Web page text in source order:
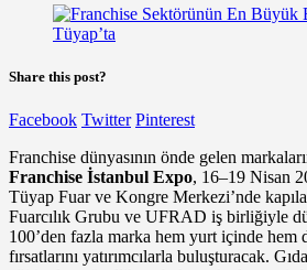
Share this post?
Facebook Twitter Pinterest
Franchise dünyasının önde gelen
Franchise İstanbul Expo, 16–19 Nisan
Tüyap Fuar ve Kongre Merkezi’nde
Fuarcılık Grubu ve UFRAD iş birliğiyle
100’den fazla marka hem yurt içinde hem
fırsatlarını yatırımcılarla buluşturacak.